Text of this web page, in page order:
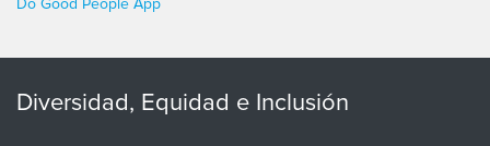
Do Good People App
Diversidad, Equidad e Inclusión